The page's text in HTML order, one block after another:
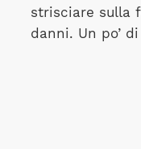
strisciare sulla
danni. Un po’